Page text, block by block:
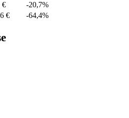
€
-20,7%
€ -64,4%